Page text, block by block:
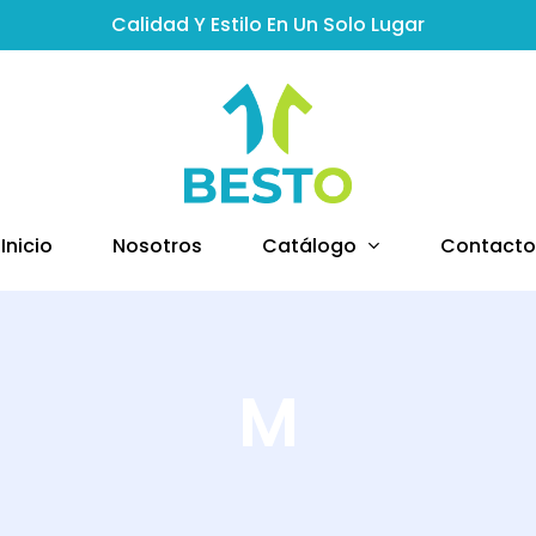
Calidad Y Estilo En Un Solo Lugar
Inicio Nosotros Catálogo Contacto